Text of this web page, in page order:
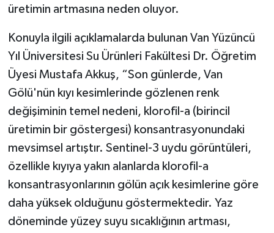
üretimin artmasına neden oluyor.
Konuyla ilgili açıklamalarda bulunan Van Yüzüncü
Yıl Üniversitesi Su Ürünleri Fakültesi Dr. Öğretim
Üyesi Mustafa Akkuş, “Son günlerde, Van
Gölü'nün kıyı kesimlerinde gözlenen renk
değişiminin temel nedeni, klorofil-a (birincil
üretimin bir göstergesi) konsantrasyonundaki
mevsimsel artıştır. Sentinel-3 uydu görüntüleri,
özellikle kıyıya yakın alanlarda klorofil-a
konsantrasyonlarının gölün açık kesimlerine göre
daha yüksek olduğunu göstermektedir. Yaz
döneminde yüzey suyu sıcaklığının artması,